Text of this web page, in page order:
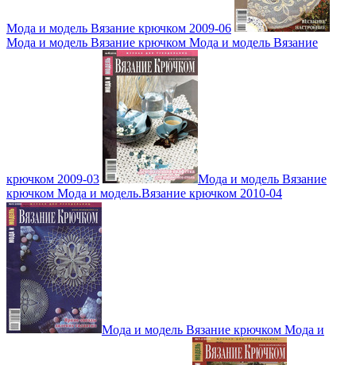
Мода и модель Вязание крючком 2009-06
Мода и модель Вязание крючком Мода и модель Вязание
крючком 2009-03
Мода и модель Вязание
крючком Мода и модель.Вязание крючком 2010-04
Мода и модель Вязание крючком Мода и